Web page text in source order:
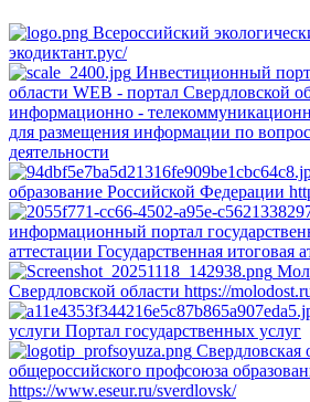
Всероссийский
экодиктант.рус/
Инвестиционный
области WEB - портал Свердловской
информационно -
для размещения информации по
деятельности
образование Российской Федерации
информационный портал
аттестации Государственная итоговая
Свердловской области https://
услуги Портал государственных услуг
Свердловская
общероссийского профсоюза
https://www.eseur.ru/sverdlovsk/